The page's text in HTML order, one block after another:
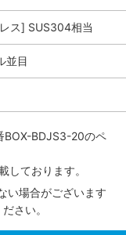
ス] SUS304相当
並目
BOX-BDJS3-20のペ
ております。
い場合がございます
さい。